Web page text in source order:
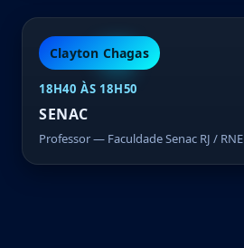
Clayton Chagas
18H40 ÀS 18H50
SENAC
Professor — Faculdade Senac RJ / RNE